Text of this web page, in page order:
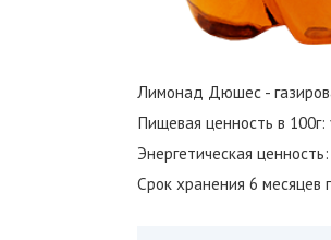
Лимонад Дюшес -
Пищевая ценность в 100г:
Энергетическая
Срок хранения 6